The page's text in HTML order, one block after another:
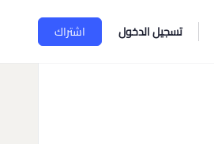
تسجيل الدخول اشتراك